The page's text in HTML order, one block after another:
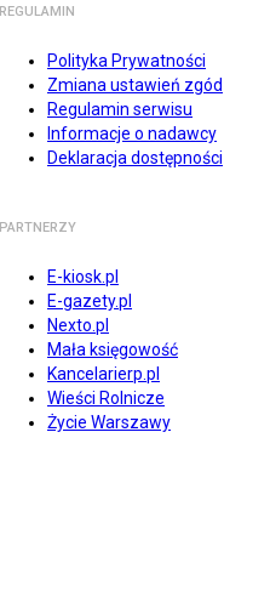
REGULAMIN
Polityka Prywatności
Zmiana ustawień zgód
Regulamin serwisu
Informacje o nadawcy
Deklaracja dostępności
PARTNERZY
E-kiosk.pl
E-gazety.pl
Nexto.pl
Mała księgowość
Kancelarierp.pl
Wieści Rolnicze
Życie Warszawy